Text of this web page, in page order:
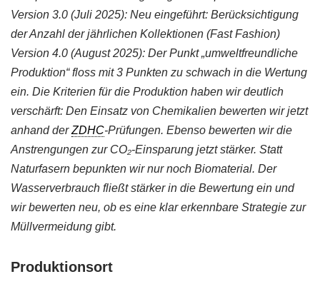
Version 3.0 (Juli 2025): Neu eingeführt: Berücksichtigung
der Anzahl der jährlichen Kollektionen (Fast Fashion)
Version 4.0 (August 2025): Der Punkt „umweltfreundliche
Produktion“ floss mit 3 Punkten zu schwach in die Wertung
ein. Die Kriterien für die Produktion haben wir deutlich
verschärft: Den Einsatz von Chemikalien bewerten wir jetzt
anhand derZDHC-Prüfungen. Ebenso bewerten wir die
Anstrengungen zur CO₂-Einsparung jetzt stärker. Statt
Naturfasern bepunkten wir nur noch Biomaterial. Der
Wasserverbrauch fließt stärker in die Bewertung ein und
wir bewerten neu, ob es eine klar erkennbare Strategie zur
Müllvermeidung gibt.
Produktionsort